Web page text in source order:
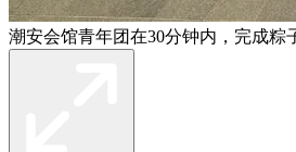
潮安会馆青年团在30分钟内，完成粽